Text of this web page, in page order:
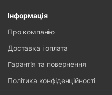
Інформація
Про компанію
Доставка і оплата
Гарантія та повернення
Політика конфіденційності